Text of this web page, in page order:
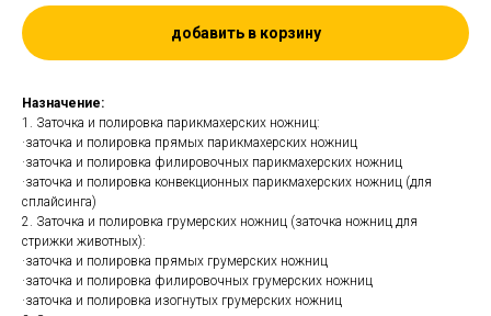
добавить в корзину
Назначение:
1. Заточка и полировка парикмахерских ножниц:
·заточка и полировка прямых парикмахерских ножниц
·заточка и полировка филировочных парикмахерских ножниц
·заточка и полировка конвекционных парикмахерских ножниц (для
сплайсинга)
2. Заточка и полировка грумерских ножниц (заточка ножниц для
стрижки животных):
·заточка и полировка прямых грумерских ножниц
·заточка и полировка филировочных грумерских ножниц
·заточка и полировка изогнутых грумерских ножниц